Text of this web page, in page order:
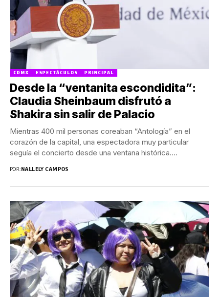
CDMX ESPECTÁCULOS PRINCIPAL
Desde la “ventanita escondidita”:
Claudia Sheinbaum disfrutó a
Shakira sin salir de Palacio
Mientras 400 mil personas coreaban “Antología” en el
corazón de la capital, una espectadora muy particular
seguía el concierto desde una ventana histórica....
POR:NALLELY CAMPOS